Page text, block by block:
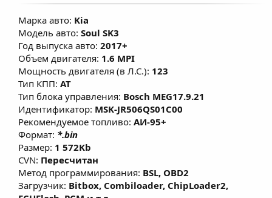
вентиляторов охлаждения ДВС, в
большинстве прошивок изменены обороты
ХХ в значения близкие к 720-750 об/мин, что
улучшает наполнения газовой смесью
камеры сгорания и уменьшает
температуру в зоне выпускных клапанов.
Данные решения не имеют сильного
мощностного прироста во избежание
увеличения расхода топлива (газа) у
владельцев
Марка авто: Kia
Модель авто: Soul SK3
Год выпуска авто: 2017+
Объем двигателя: 1.6 MPI
Мощность двигателя (в Л.С.): 123
Тип КПП: AT
Тип блока управления: Bosch MEG17.9.21
Идентификатор: MSK-JR506QS01C00
Рекомендуемое топливо: АИ-95+
Формат: *.bin
Размер: 1 572Kb
CVN: Пересчитан
Метод программирования: BSL, OBD2
Загрузчик: Bitbox, Combiloader, ChipLoader2,